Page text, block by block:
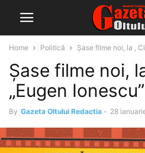
Home Politică Șase filme noi, la ,
Șase filme noi,
„Eugen
By Gazeta Oltului Redactia - 28